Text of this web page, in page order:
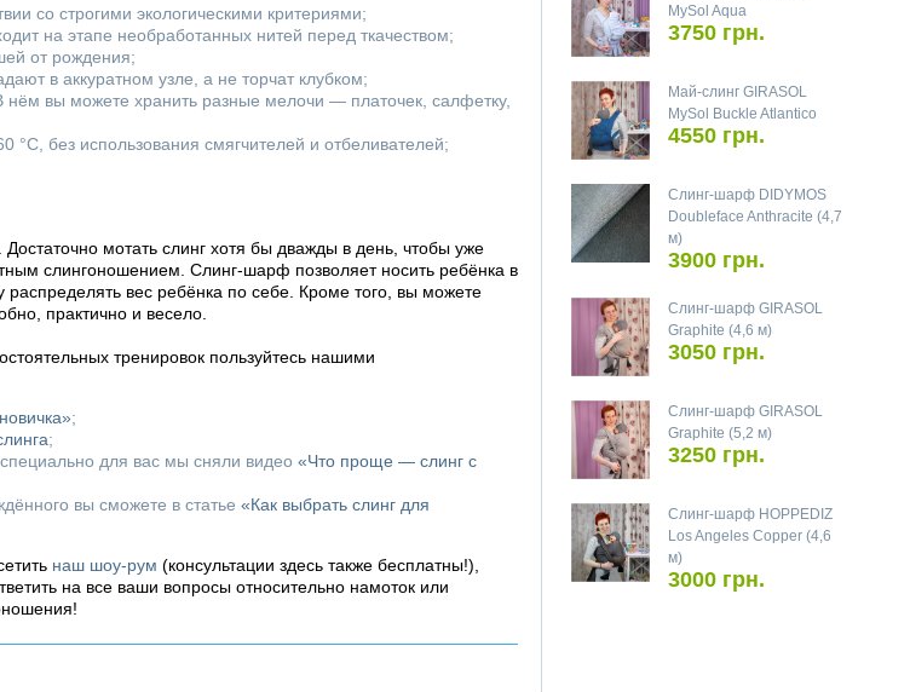
со строгими экологическими критериями;
на этапе необработанных нитей перед ткачеством;
от рождения;
в аккуратном узле, а не торчат клубком;
вы можете хранить разные мелочи — платочек, салфетку,
без использования смягчителей и отбеливателей;
мотать слинг хотя бы дважды в день, чтобы уже
слингоношением. Слинг-шарф позволяет носить ребёнка в
вес ребёнка по себе. Кроме того, вы можете
практично и весело.
тренировок пользуйтесь нашими
;
;
для вас мы сняли видео «Что проще — слинг с
вы сможете в статье «Как выбрать слинг для
наш шоу-рум (консультации здесь также бесплатны!),
на все ваши вопросы относительно намоток или
MySol Aqua
3750 грн.
Май-слинг GIRASOL
MySol Buckle Atlantico
4550 грн.
Слинг-шарф DIDYMOS
Doubleface Anthracite (4,7
м)
3900 грн.
Слинг-шарф GIRASOL
Graphite (4,6 м)
3050 грн.
Слинг-шарф GIRASOL
Graphite (5,2 м)
3250 грн.
Слинг-шарф HOPPEDIZ
Los Angeles Copper (4,6
м)
3000 грн.